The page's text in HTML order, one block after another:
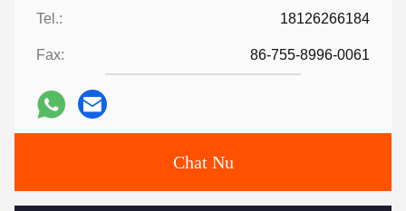
Tel.: 18126266184
Fax: 86-755-8996-0061
Chat Nu